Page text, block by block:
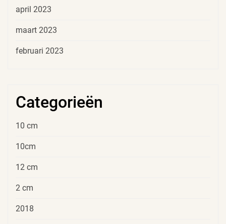
april 2023
maart 2023
februari 2023
Categorieën
10 cm
10cm
12 cm
2 cm
2018